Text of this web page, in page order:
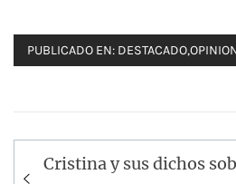
PUBLICADO EN: DESTACADO,
Navegación
Cristina y sus dichos